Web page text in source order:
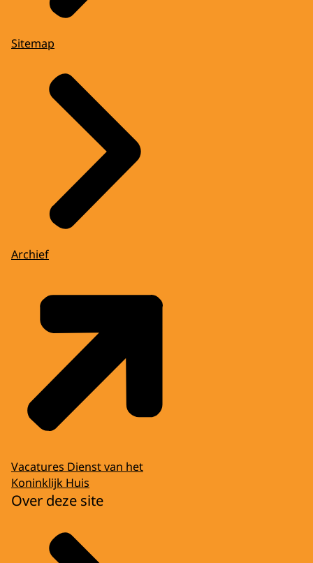
Sitemap
Archief
Vacatures Dienst van het
Koninklijk Huis
Over deze site